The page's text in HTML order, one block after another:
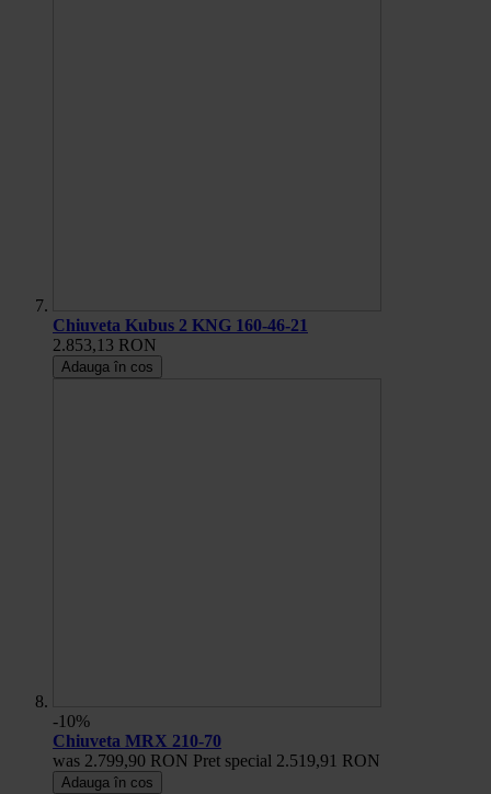
Chiuveta Kubus 2 KNG 160-46-21
2.853,13 RON
Adauga în cos
-10%
Chiuveta MRX 210-70
was 2.799,90 RON Pret special 2.519,91 RON
Adauga în cos